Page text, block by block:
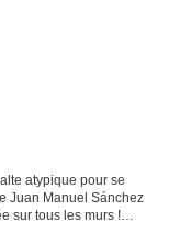
atypique pour se
Juan Manuel Sánchez
sur tous les murs !